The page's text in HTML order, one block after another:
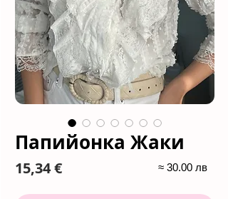
Папийонка Жаки
15,34 €Цена ≈ 30.00 лв